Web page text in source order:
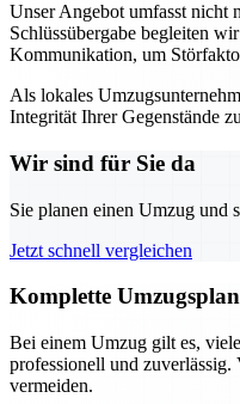
Unser Angebot umfasst nicht
Schlüssübergabe begleiten
Kommunikation, um
Als lokales
Integrität Ihrer Gegenstände
Wir sind für Sie da
Sie planen einen Umzug und
Jetzt schnell vergleichen
Komplette
Bei einem Umzug gilt es,
professionell und
vermeiden.